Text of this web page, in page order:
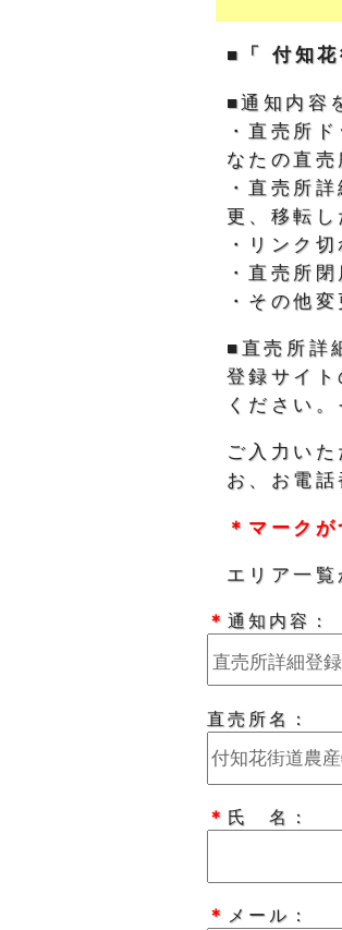
■「 付知
■通知内容
・直売所
なたの直
・直売所
更、移転し
・リンク
・直売所
・その他
■直売所詳
登録サイ
ください
ご入力い
お、お電
＊マーク
エリア一
＊ 通知内容：
直売所名：
＊ 氏 名：
＊ メール：